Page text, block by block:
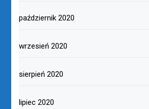
październik 2020
wrzesień 2020
sierpień 2020
lipiec 2020